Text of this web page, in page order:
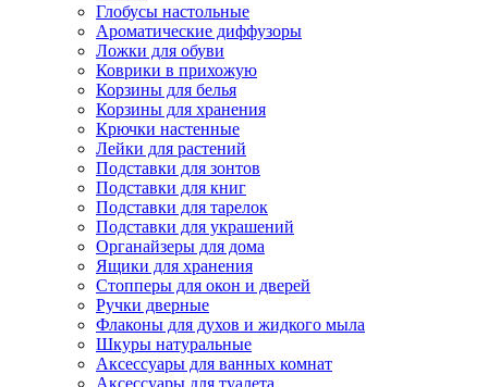
Глобусы настольные
Ароматические диффузоры
Ложки для обуви
Коврики в прихожую
Корзины для белья
Корзины для хранения
Крючки настенные
Лейки для растений
Подставки для зонтов
Подставки для книг
Подставки для тарелок
Подставки для украшений
Органайзеры для дома
Ящики для хранения
Стопперы для окон и дверей
Ручки дверные
Флаконы для духов и жидкого мыла
Шкуры натуральные
Аксессуары для ванных комнат
Аксессуары для туалета